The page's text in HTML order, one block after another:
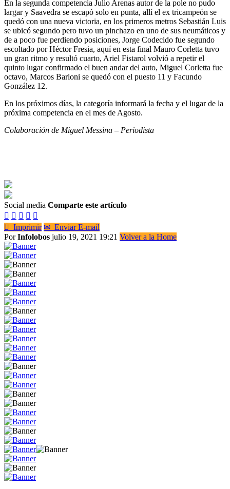
En la segunda competencia Julio Arenas autor de la pole no pudo
largar y Saavedra se escapó solo en punta, allí el ex tricampeón se
quedó con una nueva victoria, en los primeros metros Sebastián Luis
se ubicó segundo pero tuvo un pinchazo en uno de sus neumáticos y
de a poco fue perdiendo posiciones, Jorge Codecido fue segundo
escoltado por Héctor Fresia, aquí en esta final Mauro Corletta tuvo
un gran ritmo y resultó cuarto, Ariel Fistarol volvió a repetir el
quinto lugar confirmado el buen andar del auto, Miguel Corletta fue
octavo, Marcos Barloni se quedó con el puesto 11 y Facundo
González 12.
En los próximos días, la categoría informará la fecha y el lugar de la
próxima competencia en el mes de Agosto.
Colaboración de Miguel Messina – Periodista
Social media Comparte este artículo
    
 Imprimir ✉ Enviar E-mail
PorInfolobos julio 19, 2021 19:21 Volver a la Home